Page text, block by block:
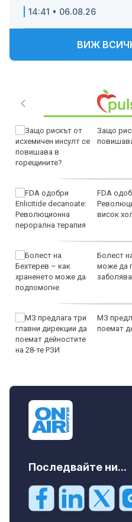
14:41 • 06.08.26
ВИЖ
Защо
FDA
висок
Болест
може да
МЗ
поемат
Последвайте ни...